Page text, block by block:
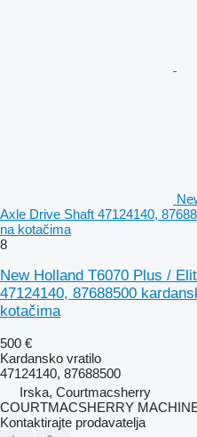
Axle Drive Shaft 47124140,
na kotačima
8
New Holland T6070 Plus /
47124140, 87688500
kotačima
500 €
Kardansko vratilo
47124140, 87688500
Irska, Courtmacsherry
COURTMACSHERRY
Kontaktirajte prodavatelja